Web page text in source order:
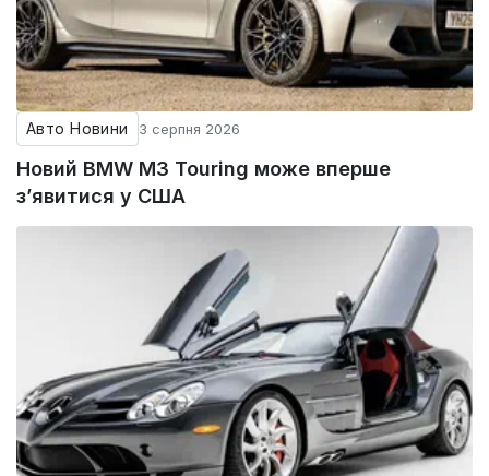
Авто Новини 3 серпня 2026
Новий BMW M3 Touring може вперше
з’явитися у США